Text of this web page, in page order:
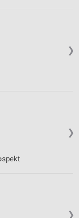
❯
❯
❯